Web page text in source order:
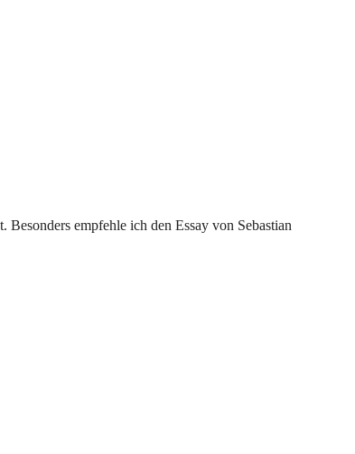
empfehle ich den Essay von Sebastian